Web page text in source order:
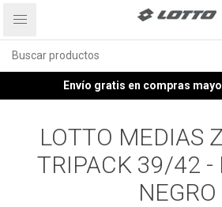
Envío gratis en compras
LOTTO MEDIAS
TRIPACK 39/42 -
NEGRO